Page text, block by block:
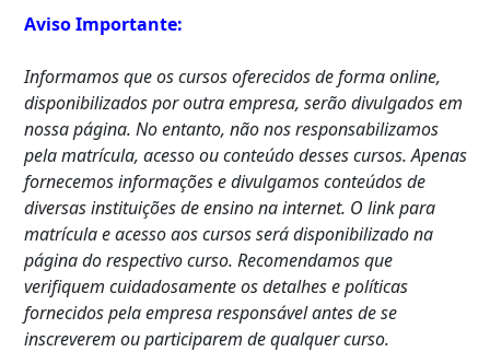
Aviso Importante:
Informamos que os cursos oferecidos de forma online,
disponibilizados por outra empresa, serão divulgados em
nossa página. No entanto, não nos responsabilizamos
pela matrícula, acesso ou conteúdo desses cursos. Apenas
fornecemos informações e divulgamos conteúdos de
diversas instituições de ensino na internet. O link para
matrícula e acesso aos cursos será disponibilizado na
página do respectivo curso. Recomendamos que
verifiquem cuidadosamente os detalhes e políticas
fornecidos pela empresa responsável antes de se
inscreverem ou participarem de qualquer curso.